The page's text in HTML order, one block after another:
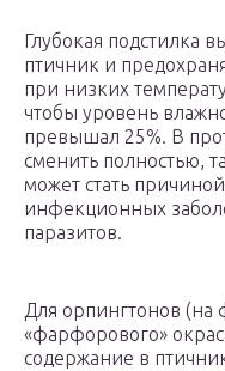
Глубокая подстилка
птичник и
при низких
чтобы уровень
превышал 25%. В
сменить полностью,
может стать
инфекционных
паразитов.
Для орпингтонов (на
«фарфорового»
содержание в